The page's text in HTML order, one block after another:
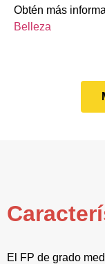
Obtén más
Belleza
El FP de grado